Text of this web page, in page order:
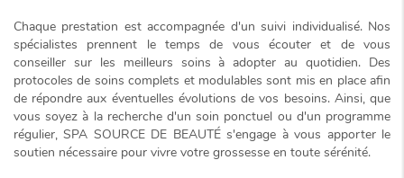
Chaque prestation est accompagnée d'unsuivi individualisé. Nos
spécialistes prennent le temps de vous écouter et de vous
conseiller sur les meilleurs soins à adopter au quotidien. Des
protocoles de soins complets et modulables sont mis en place afin
de répondre aux éventuelles évolutions de vos besoins. Ainsi, que
vous soyez à la recherche d'un soin ponctuel ou d'un programme
régulier, SPA SOURCE DE BEAUTÉ s'engage à vous apporter le
soutien nécessaire pour vivre votre grossesse en toute sérénité.